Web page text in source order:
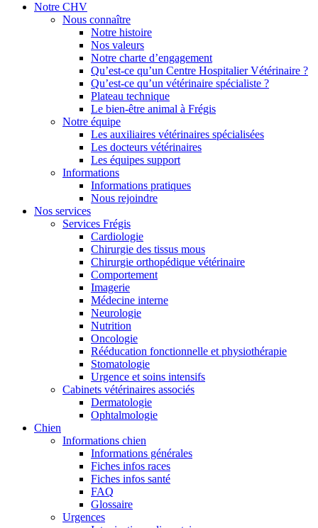
Notre CHV
Nous connaître
Notre histoire
Nos valeurs
Notre charte d’engagement
Qu’est-ce qu’un Centre Hospitalier Vétérinaire ?
Qu’est-ce qu’un vétérinaire spécialiste ?
Plateau technique
Le bien-être animal à Frégis
Notre équipe
Les auxiliaires vétérinaires spécialisées
Les docteurs vétérinaires
Les équipes support
Informations
Informations pratiques
Nous rejoindre
Nos services
Services Frégis
Cardiologie
Chirurgie des tissus mous
Chirurgie orthopédique vétérinaire
Comportement
Imagerie
Médecine interne
Neurologie
Nutrition
Oncologie
Rééducation fonctionnelle et physiothérapie
Stomatologie
Urgence et soins intensifs
Cabinets vétérinaires associés
Dermatologie
Ophtalmologie
Chien
Informations chien
Informations générales
Fiches infos races
Fiches infos santé
FAQ
Glossaire
Urgences